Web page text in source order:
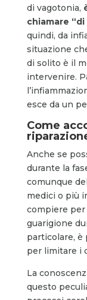
di vagotonia,
chiamare
quindi, da
situazione
di solito è il
intervenire.
esce da un
Come
Anche se
durante la
comunque
medici o più
compiere per
guarigione
particolare, è
per limitare i
La
questo